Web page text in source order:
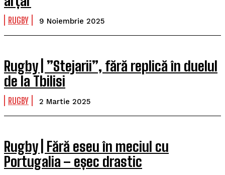
RUGBY 9 Noiembrie 2025
Rugby | ”Stejarii”, fără replică în duelul
de la Tbilisi
RUGBY 2 Martie 2025
Rugby | Fără eseu în meciul cu
Portugalia – eșec drastic